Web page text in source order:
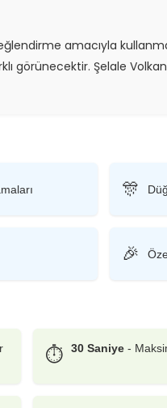
amacıyla
görünecektir. Şelale
🎊
🎉
⏱️ 30 Saniye-